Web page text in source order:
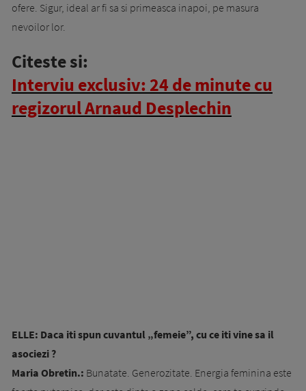
ofere. Sigur, ideal ar fi sa si primeasca inapoi, pe masura
nevoilor lor.
Citeste si:
Interviu exclusiv: 24 de minute cu
regizorul Arnaud Desplechin
ELLE: Daca iti spun cuvantul „femeie”, cu ce iti vine sa il
asociezi ?
Maria Obretin.: Bunatate. Generozitate. Energia feminina este